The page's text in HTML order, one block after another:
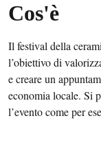
Cos'è
Il festival della
l’obiettivo di
e creare un
economia locale. Si
l’evento come per